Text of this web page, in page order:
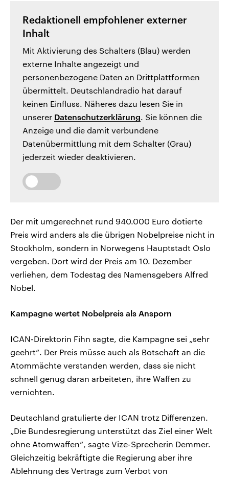
Redaktionell empfohlener externer
Inhalt
Mit Aktivierung des Schalters (Blau) werden
externe Inhalte angezeigt und
personenbezogene Daten an Drittplattformen
übermittelt. Deutschlandradio hat darauf
keinen Einfluss. Näheres dazu lesen Sie in
unserer Datenschutzerklärung. Sie können die
Anzeige und die damit verbundene
Datenübermittlung mit dem Schalter (Grau)
jederzeit wieder deaktivieren.
Der mit umgerechnet rund 940.000 Euro dotierte
Preis wird anders als die übrigen Nobelpreise nicht in
Stockholm, sondern in Norwegens Hauptstadt Oslo
vergeben. Dort wird der Preis am 10. Dezember
verliehen, dem Todestag des Namensgebers Alfred
Nobel.
Kampagne wertet Nobelpreis als Ansporn
ICAN-Direktorin Fihn sagte, die Kampagne sei „sehr
geehrt“. Der Preis müsse auch als Botschaft an die
Atommächte verstanden werden, dass sie nicht
schnell genug daran arbeiteten, ihre Waffen zu
vernichten.
Deutschland gratulierte der ICAN trotz Differenzen.
„Die Bundesregierung unterstützt das Ziel einer Welt
ohne Atomwaffen“, sagte Vize-Sprecherin Demmer.
Gleichzeitig bekräftigte die Regierung aber ihre
Ablehnung des Vertrags zum Verbot von